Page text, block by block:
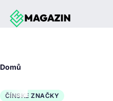
Přejít k hlavnímu obsahu
Domů
ČÍNSKÉ ZNAČKY